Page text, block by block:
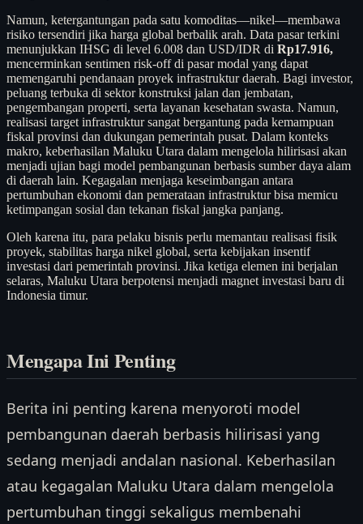
Namun, ketergantungan pada satu komoditas—nikel—membawa
risiko tersendiri jika harga global berbalik arah. Data pasar terkini
menunjukkan IHSG di level 6.008 dan USD/IDR di Rp17.916,
mencerminkan sentimen risk-off di pasar modal yang dapat
memengaruhi pendanaan proyek infrastruktur daerah. Bagi investor,
peluang terbuka di sektor konstruksi jalan dan jembatan,
pengembangan properti, serta layanan kesehatan swasta. Namun,
realisasi target infrastruktur sangat bergantung pada kemampuan
fiskal provinsi dan dukungan pemerintah pusat. Dalam konteks
makro, keberhasilan Maluku Utara dalam mengelola hilirisasi akan
menjadi ujian bagi model pembangunan berbasis sumber daya alam
di daerah lain. Kegagalan menjaga keseimbangan antara
pertumbuhan ekonomi dan pemerataan infrastruktur bisa memicu
ketimpangan sosial dan tekanan fiskal jangka panjang.
Oleh karena itu, para pelaku bisnis perlu memantau realisasi fisik
proyek, stabilitas harga nikel global, serta kebijakan insentif
investasi dari pemerintah provinsi. Jika ketiga elemen ini berjalan
selaras, Maluku Utara berpotensi menjadi magnet investasi baru di
Indonesia timur.
Mengapa Ini Penting
Berita ini penting karena menyoroti model
pembangunan daerah berbasis hilirisasi yang
sedang menjadi andalan nasional. Keberhasilan
atau kegagalan Maluku Utara dalam mengelola
pertumbuhan tinggi sekaligus membenahi